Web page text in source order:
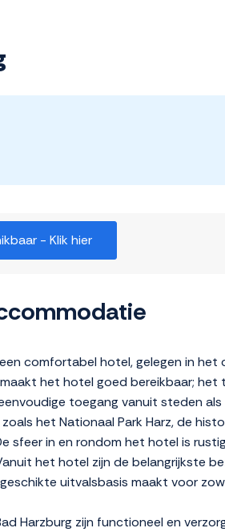
- Klik hier
comfortabel hotel, gelegen in
het hotel goed bereikbaar;
toegang vanuit steden
het Nationaal Park Harz, de
sfeer in en rondom het hotel is
het hotel zijn de belangrijkste
uitvalsbasis maakt voor
Harzburg zijn functioneel en